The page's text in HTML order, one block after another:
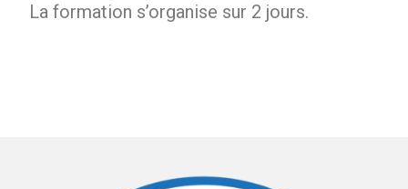
La formation s’organise sur 2 jours.